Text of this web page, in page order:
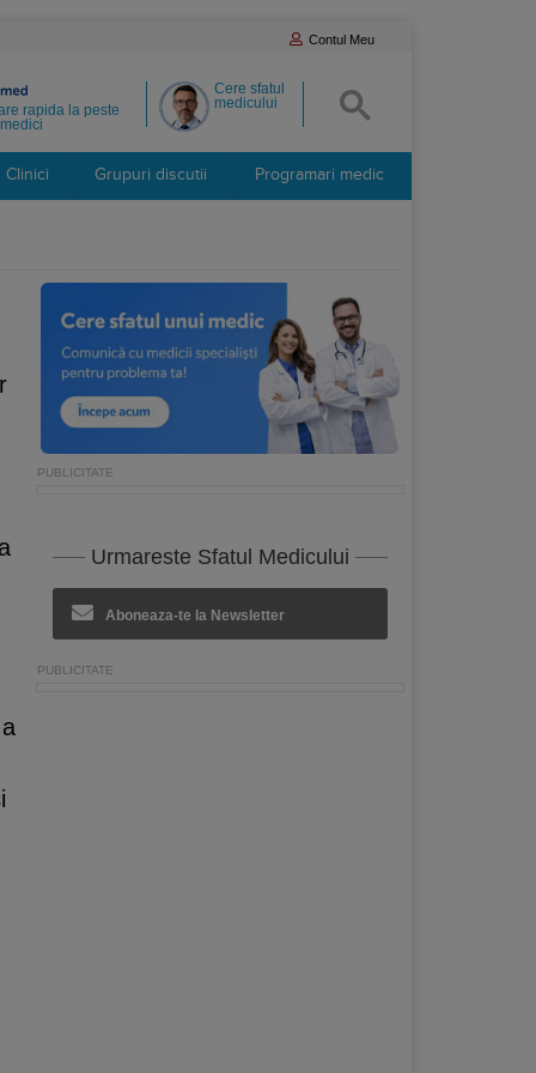
Contul Meu
Cere sfatul
medicului
rapida la peste
Clinici Grupuri discutii Programari medic
Urmareste Sfatul Medicului
Aboneaza-te la Newsletter